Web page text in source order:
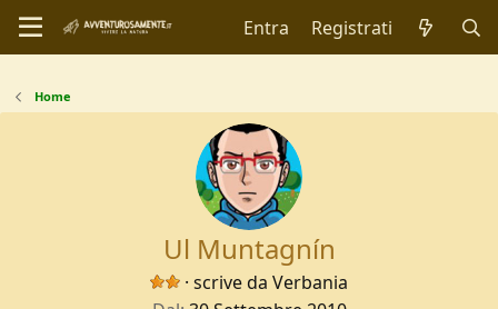
Entra Registrati
Home
Ul Muntagnín
· scrive da Verbania